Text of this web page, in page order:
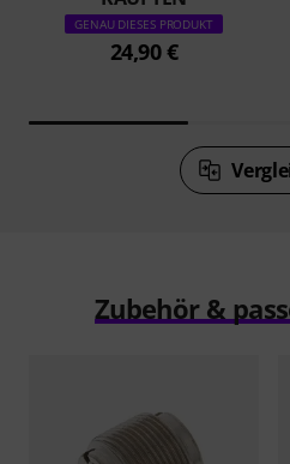
GENAU DIESES PRODUKT
24,90 €
Zubehör &